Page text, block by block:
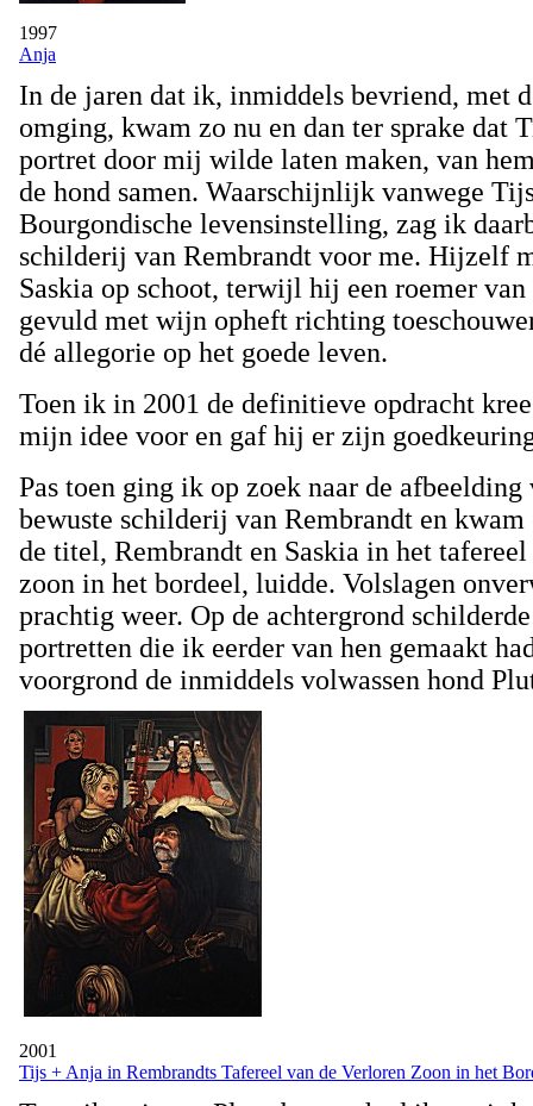
1997
Anja
In de jaren dat ik, inmiddels bevriend, met
omging, kwam zo nu en dan ter sprake dat
portret door mij wilde laten maken, van
de hond samen. Waarschijnlijk vanwege
Bourgondische levensinstelling, zag ik
schilderij van Rembrandt voor me. Hijzelf
Saskia op schoot, terwijl hij een roemer
gevuld met wijn opheft richting
dé allegorie op het goede leven.
Toen ik in 2001 de definitieve opdracht
mijn idee voor en gaf hij er zijn
Pas toen ging ik op zoek naar de afbeelding
bewuste schilderij van Rembrandt en kwam
de titel, Rembrandt en Saskia in het
zoon in het bordeel, luidde. Volslagen
prachtig weer. Op de achtergrond
portretten die ik eerder van hen gemaakt
voorgrond de inmiddels volwassen hond
2001
Tijs + Anja in Rembrandts Tafereel van de Verloren Zoon in het